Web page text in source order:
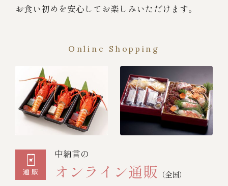
お食い初めを安心してお楽しみいただけます。
Online Shopping
中納言の
オンライン通販 （全国）